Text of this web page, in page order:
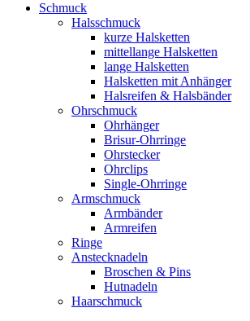
Schmuck
Halsschmuck
kurze Halsketten
mittellange Halsketten
lange Halsketten
Halsketten mit Anhänger
Halsreifen & Halsbänder
Ohrschmuck
Ohrhänger
Brisur-Ohrringe
Ohrstecker
Ohrclips
Single-Ohrringe
Armschmuck
Armbänder
Armreifen
Ringe
Anstecknadeln
Broschen & Pins
Hutnadeln
Haarschmuck